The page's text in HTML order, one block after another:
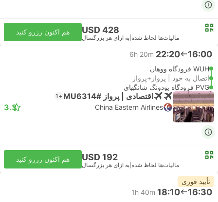
USD 428
مالیات‌ها لحاظ شده به ازای هر بزرگسال
هم اکنون رزرو کنید
16:00
22:20
6h 20m
WUH فرودگاه ووهان
اتصال به خود | پرواز+پرواز
PVG فرودگاه پودونگ شانگهای
اقتصادی | پرواز #MU6314 +1
China Eastern Airlines
3.3
USD 192
مالیات‌ها لحاظ شده به ازای هر بزرگسال
هم اکنون رزرو کنید
تأیید فوری
16:30
18:10
1h 40m